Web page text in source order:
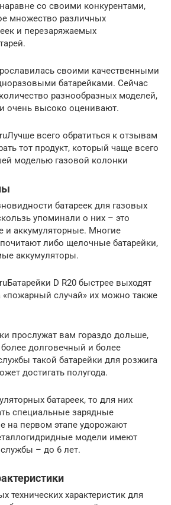
со своими конкурентами,
множество различных
и перезаряжаемых
своими качественными
батарейками. Сейчас
разнообразных моделей,
очень высоко оценивают.
всего обратиться к отзывам
тот продукт, который чаще всего
моделью газовой колонки
батареек для газовых
упоминали о них – это
и аккумуляторные. Многие
либо щелочные батарейки,
аккумуляторы.
D R20 быстрее выходят
«пожарный случай» их можно также
прослужат вам гораздо дольше,
более долговечный и более
такой батарейки для розжига
достигать полугода.
батареек, то для них
специальные зарядные
на первом этапе удорожают
модели имеют
– до 6 лет.
технических характеристик для